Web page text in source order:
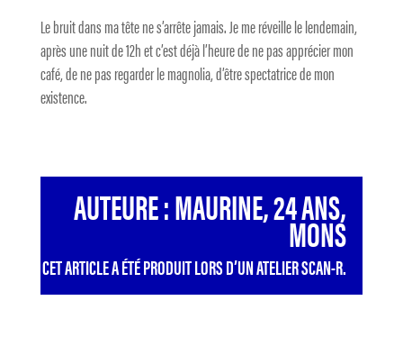
Le bruit dans ma tête ne s’arrête jamais. Je me réveille le lendemain,
après une nuit de 12h et c’est déjà l’heure de ne pas apprécier mon
café, de ne pas regarder le magnolia, d’être spectatrice de mon
existence.
AUTEURE : MAURINE, 24 ANS,
MONS
CET ARTICLE A ÉTÉ PRODUIT LORS D’UN ATELIER SCAN-R.